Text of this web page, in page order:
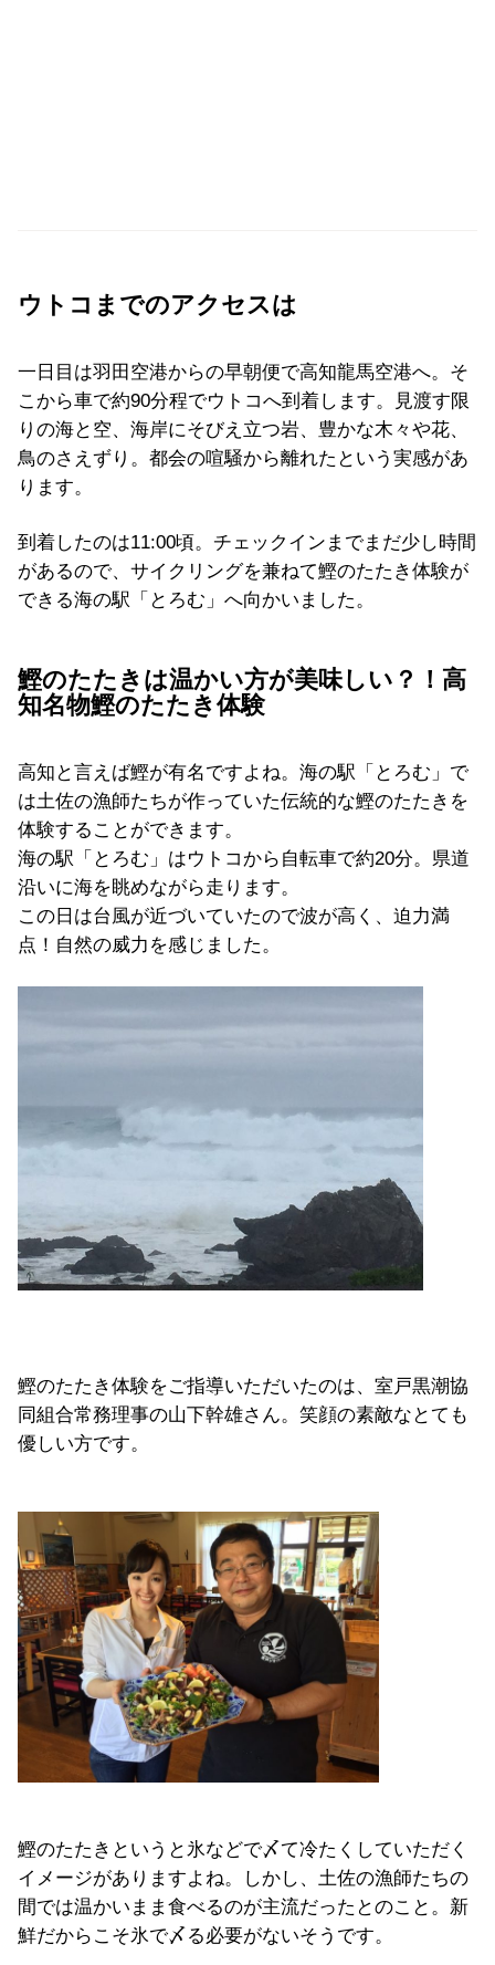
ウトコまでのアクセスは
一日目は羽田空港からの早朝便で高知龍馬空港へ。そ
こから車で約90分程でウトコへ到着します。見渡す限
りの海と空、海岸にそびえ立つ岩、豊かな木々や花、
鳥のさえずり。都会の喧騒から離れたという実感があ
ります。
到着したのは11:00頃。チェックインまでまだ少し時間
があるので、サイクリングを兼ねて鰹のたたき体験が
できる海の駅「とろむ」へ向かいました。
鰹のたたきは温かい方が美味しい？！高
知名物鰹のたたき体験
高知と言えば鰹が有名ですよね。海の駅「とろむ」で
は土佐の漁師たちが作っていた伝統的な鰹のたたきを
体験することができます。
海の駅「とろむ」はウトコから自転車で約20分。県道
沿いに海を眺めながら走ります。
この日は台風が近づいていたので波が高く、迫力満
点！自然の威力を感じました。
鰹のたたき体験をご指導いただいたのは、室戸黒潮協
同組合常務理事の山下幹雄さん。笑顔の素敵なとても
優しい方です。
鰹のたたきというと氷などで〆て冷たくしていただく
イメージがありますよね。しかし、土佐の漁師たちの
間では温かいまま食べるのが主流だったとのこと。新
鮮だからこそ氷で〆る必要がないそうです。